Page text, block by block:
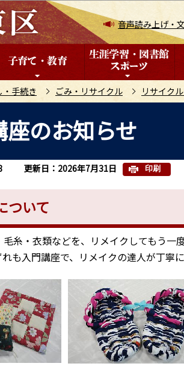
音声読み上げ・
・手続き ごみ・リサイクル リサイク
のお知らせ
更新日：2026年7月31日 印刷
ついて
糸・衣類などを、リメイクしてもう
も入門講座で、リメイクの達人が丁寧